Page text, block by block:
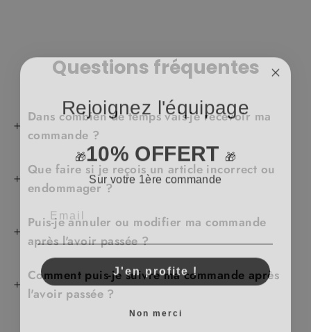
Questions fréquentes
Dans combien de temps vais-je recevoir ma
commande ?
Que faire si je reçois un article incorrect ou
endommager ?
Puis-je annuler ou modifier ma commande
après l'avoir passée ?
Comment puis-je suivre ma commande après
l'avoir passée ?
Rejoignez l'équipage
10% OFFERT
Sur votre 1ère commande